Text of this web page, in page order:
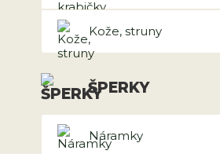
Kože, struny
ŠPERKY
Náramky